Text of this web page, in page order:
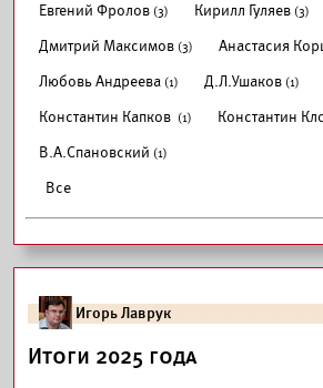
Евгений Фролов (3) Кирилл Гуляев (3)
Дмитрий Максимов (3) Анастасия
Любовь Андреева (1) Д.Л.Ушаков (1)
Константин Капков (1) Константин
В.А.Спановский (1)
Все
Игорь Лаврук
Итоги 2025 года